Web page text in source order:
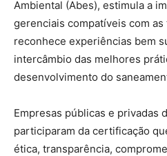
Ambiental (Abes), estimula a
gerenciais compatíveis com
reconhece experiências bem
intercâmbio das melhores
desenvolvimento do
Empresas públicas e privadas
participaram da certificação
ética, transparência,